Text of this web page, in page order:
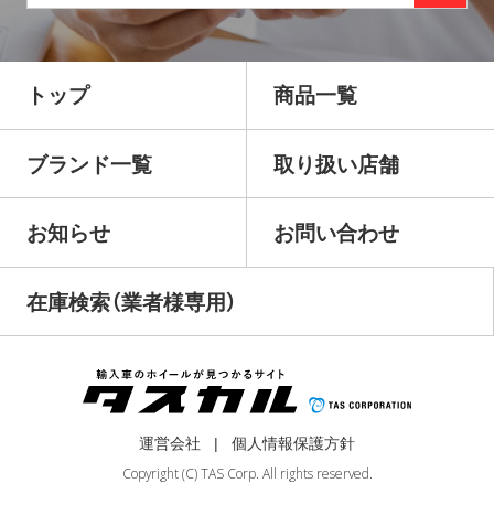
トップ 商品一覧
ブランド一覧 取り扱い店舗
お知らせ お問い合わせ
在庫検索（業者様専用）
運営会社
個人情報保護方針
Copyright (C) TAS Corp. All rights reserved.